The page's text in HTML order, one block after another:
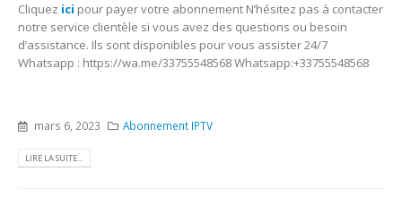
Cliquez ici pour payer votre abonnement N’hésitez pas à contacter
notre service clientèle si vous avez des questions ou besoin
d’assistance. Ils sont disponibles pour vous assister 24/7
Whatsapp : https://wa.me/33755548568 Whatsapp:+33755548568
mars 6, 2023 Abonnement IPTV
LIRE LA SUITE...